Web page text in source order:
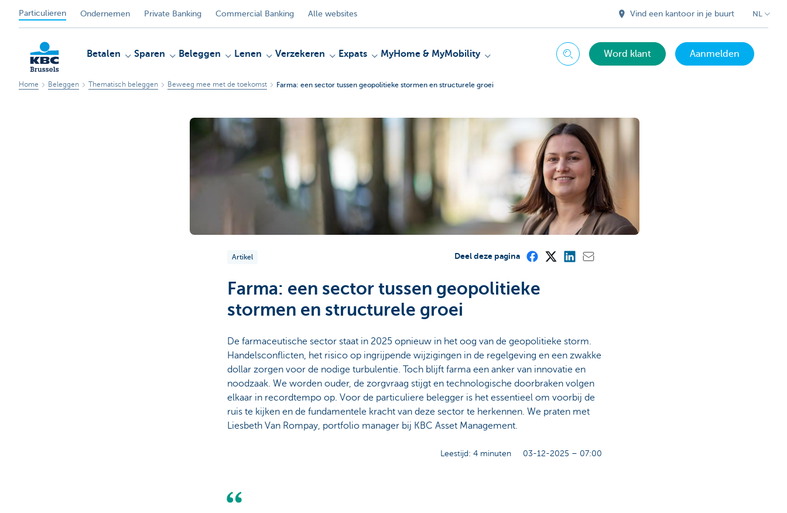
Particulieren Ondernemen Private Banking Commercial Banking Alle websites Vind een kantoor in je buurt NL
Betalen Sparen Beleggen Lenen Verzekeren Expats MyHome & MyMobility Zoeken Word klant Aanmelden
Home Beleggen Thematisch beleggen Beweeg mee met de toekomst Farma: een sector tussen geopolitieke stormen en structurele groei
Artikel Deel deze pagina
Farma: een sector tussen geopolitieke
stormen en structurele groei
De farmaceutische sector staat in 2025 opnieuw in het oog van de geopolitieke storm.
Handelsconflicten, het risico op ingrijpende wijzigingen in de regelgeving en een zwakke
dollar zorgen voor de nodige turbulentie. Toch blijft farma een anker van innovatie en
noodzaak. We worden ouder, de zorgvraag stijgt en technologische doorbraken volgen
elkaar in recordtempo op. Voor de particuliere belegger is het essentieel om voorbij de
ruis te kijken en de fundamentele kracht van deze sector te herkennen. We praten met
Liesbeth Van Rompay, portfolio manager bij KBC Asset Management.
Leestijd: 4 minuten 03-12-2025 – 07:00